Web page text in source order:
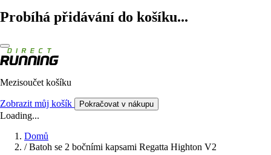
Probíhá přidávání do košíku...
Mezisoučet košíku
Zobrazit můj košík Pokračovat v nákupu
Loading...
Domů
/ Batoh se 2 bočními kapsami Regatta Highton V2